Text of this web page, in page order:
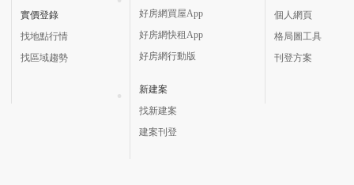
實價登錄
找地點行情
找區域趨勢
好房網買屋App
好房網快租App
好房網行動版
新建案
找新建案
建案刊登
個人網頁
格局圖工具
刊登方案